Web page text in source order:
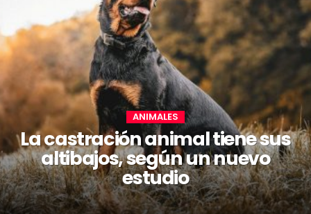
ANIMALES
La castración animal tiene sus
altibajos, según un nuevo
estudio